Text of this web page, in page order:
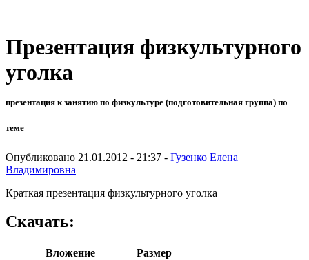
Презентация физкультурного
уголка
презентация к занятию по физкультуре (подготовительная группа) по
теме
Опубликовано 21.01.2012 - 21:37 - Гузенко Елена
Владимировна
Краткая презентация физкультурного уголка
Скачать:
Вложение
Размер